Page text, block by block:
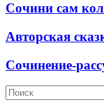
Сочини сам
Авторская
Сочинение-